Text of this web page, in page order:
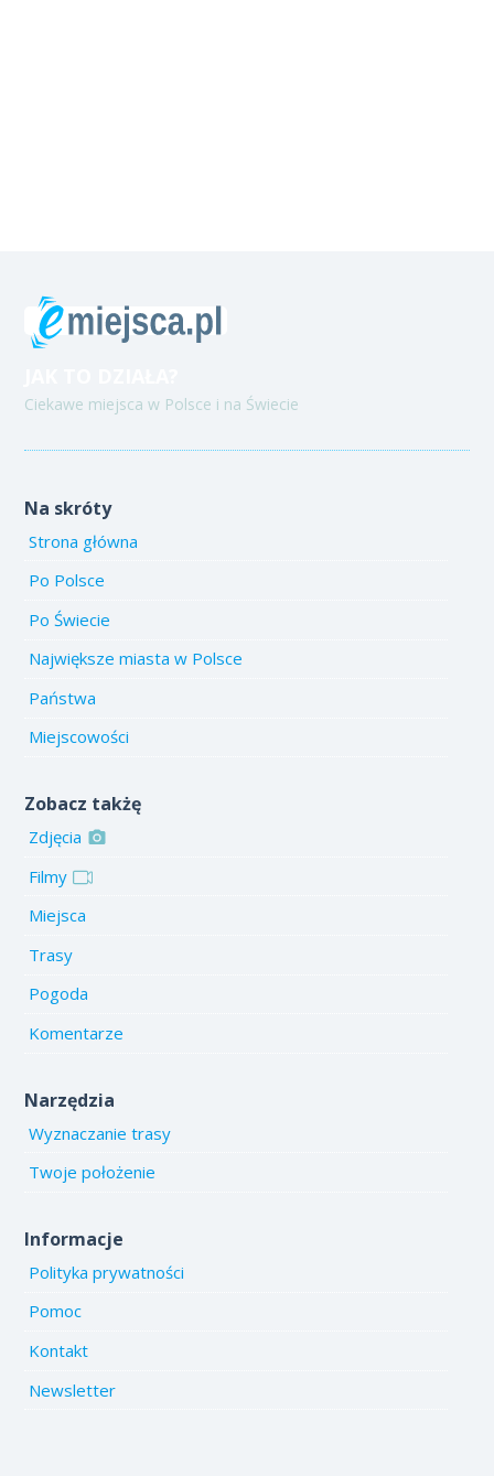
Ciekawe miejsca w Polsce i na Świecie
Na skróty
Strona główna
Po Polsce
Po Świecie
Największe miasta w Polsce
Państwa
Miejscowości
Zobacz takżę
Zdjęcia
Filmy
Miejsca
Trasy
Pogoda
Komentarze
Narzędzia
Wyznaczanie trasy
Twoje położenie
Informacje
Polityka prywatności
Pomoc
Kontakt
Newsletter